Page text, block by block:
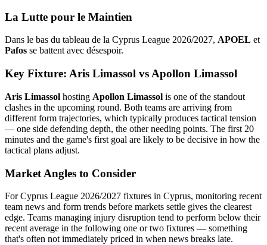
La Lutte pour le Maintien
Dans le bas du tableau de la Cyprus League 2026/2027, APOEL et
Pafos se battent avec désespoir.
Key Fixture: Aris Limassol vs Apollon Limassol
Aris Limassol hosting Apollon Limassol is one of the standout
clashes in the upcoming round. Both teams are arriving from
different form trajectories, which typically produces tactical tension
— one side defending depth, the other needing points. The first 20
minutes and the game's first goal are likely to be decisive in how the
tactical plans adjust.
Market Angles to Consider
For Cyprus League 2026/2027 fixtures in Cyprus, monitoring recent
team news and form trends before markets settle gives the clearest
edge. Teams managing injury disruption tend to perform below their
recent average in the following one or two fixtures — something
that's often not immediately priced in when news breaks late.